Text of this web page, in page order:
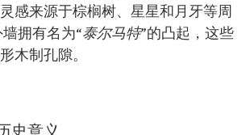
感来源于棕榈树、星星和月牙等周
拥有名为“泰尔马特”的凸起，这些
木制孔隙。